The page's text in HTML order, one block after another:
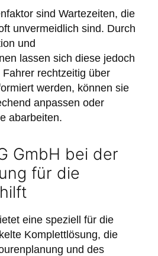
sind Wartezeiten, die
unvermeidlich sind. Durch
und
lassen sich diese jedoch
rechtzeitig über
werden, können sie
anpassen oder
abarbeiten.
GmbH bei der
für die
eine speziell für die
Komplettlösung, die
und des